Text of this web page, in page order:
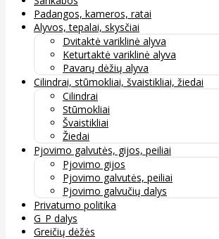
Padangos, kameros, ratai
Alyvos, tepalai, skysčiai
Dvitaktė variklinė alyva
Keturtaktė variklinė alyva
Pavarų dėžių alyva
Cilindrai, stūmokliai, švaistikliai, žiedai
Cilindrai
Stūmokliai
Švaistikliai
Žiedai
Pjovimo galvutės, gijos, peiliai
Pjovimo gijos
Pjovimo galvutės, peiliai
Pjovimo galvučių dalys
Privatumo politika
G_P dalys
Greičių dėžės